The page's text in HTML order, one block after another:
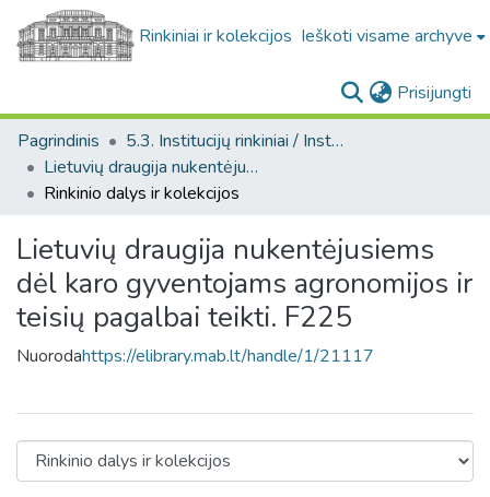
Rinkiniai ir kolekcijos Ieškoti visame archyve
Prisijungti
Pagrindinis
5.3. Institucijų rinkiniai / Institutional collections
Lietuvių draugija nukentėjusiems dėl karo gyventojams agronomijos ir teisių pagalbai teikti. F225
Rinkinio dalys ir kolekcijos
Lietuvių draugija nukentėjusiems
dėl karo gyventojams agronomijos ir
teisių pagalbai teikti. F225
Nuorodahttps://elibrary.mab.lt/handle/1/21117